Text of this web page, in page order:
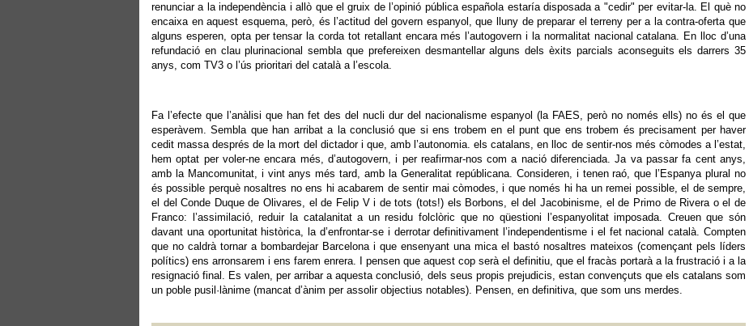
renunciar a la independència i allò que el gruix de l’opinió pública española estaría disposada a "cedir" per evitar-la. El què no
encaixa en aquest esquema, però, és l’actitud del govern espanyol, que lluny de preparar el terreny per a la contra-oferta que
alguns esperen, opta per tensar la corda tot retallant encara més l’autogovern i la normalitat nacional catalana. En lloc d’una
refundació en clau plurinacional sembla que prefereixen desmantellar alguns dels èxits parcials aconseguits els darrers 35
anys, com TV3 o l’ús prioritari del català a l’escola.
Fa l’efecte que l’anàlisi que han fet des del nucli dur del nacionalisme espanyol (la FAES, però no només ells) no és el que
esperàvem. Sembla que han arribat a la conclusió que si ens trobem en el punt que ens trobem és precisament per haver
cedit massa després de la mort del dictador i que, amb l’autonomia. els catalans, en lloc de sentir-nos més còmodes a l’estat,
hem optat per voler-ne encara més, d’autogovern, i per reafirmar-nos com a nació diferenciada. Ja va passar fa cent anys,
amb la Mancomunitat, i vint anys més tard, amb la Generalitat repúblicana. Consideren, i tenen raó, que l’Espanya plural no
és possible perquè nosaltres no ens hi acabarem de sentir mai còmodes, i que només hi ha un remei possible, el de sempre,
el del Conde Duque de Olivares, el de Felip V i de tots (tots!) els Borbons, el del Jacobinisme, el de Primo de Rivera o el de
Franco: l’assimilació, reduir la catalanitat a un residu folclòric que no qüestioni l’espanyolitat imposada. Creuen que són
davant una oportunitat històrica, la d’enfrontar-se i derrotar definitivament l’independentisme i el fet nacional català. Compten
que no caldrà tornar a bombardejar Barcelona i que ensenyant una mica el bastó nosaltres mateixos (començant pels líders
polítics) ens arronsarem i ens farem enrera. I pensen que aquest cop serà el definitiu, que el fracàs portarà a la frustració i a la
resignació final. Es valen, per arribar a aquesta conclusió, dels seus propis prejudicis, estan convençuts que els catalans som
un poble pusil·lànime (mancat d’ànim per assolir objectius notables). Pensen, en definitiva, que som uns merdes.